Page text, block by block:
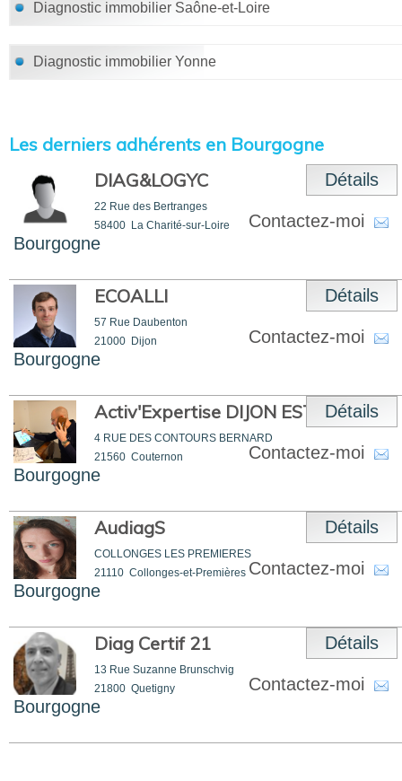
Diagnostic immobilier Saône-et-Loire
Diagnostic immobilier Yonne
Les derniers adhérents en Bourgogne
DIAG&LOGYC
22 Rue des Bertranges
58400 La Charité-sur-Loire
Bourgogne
Détails
Contactez-moi
ECOALLI
57 Rue Daubenton
21000 Dijon
Bourgogne
Détails
Contactez-moi
Activ'Expertise DIJON EST
4 RUE DES CONTOURS BERNARD
21560 Couternon
Bourgogne
Détails
Contactez-moi
AudiagS
COLLONGES LES PREMIERES
21110 Collonges-et-Premières
Bourgogne
Détails
Contactez-moi
Diag Certif 21
13 Rue Suzanne Brunschvig
21800 Quetigny
Bourgogne
Détails
Contactez-moi